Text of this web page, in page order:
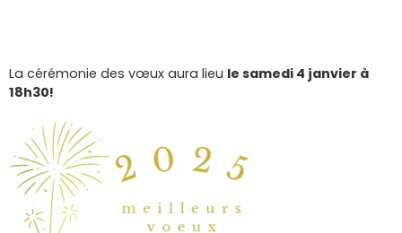
La cérémonie des vœux aura lieu le samedi 4 janvier à
18h30!